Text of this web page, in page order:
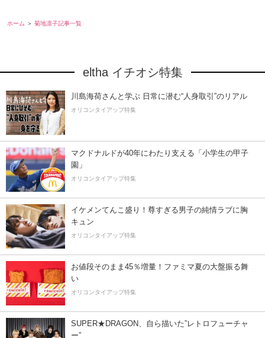
ホーム 菊地凛子記事一覧
eltha イチオシ特集
川島海荷さんと学ぶ 日常に潜む“人身取引”のリアル
オリコンタイアップ特集
マクドナルドが40年にわたり支える「小学生の甲子
園」
オリコンタイアップ特集
イケメンてんこ盛り！尊すぎる男子の純情ラブに胸
キュン
オリコンタイアップ特集
お値段そのまま45％増量！ファミマ夏の大盤振る舞
い
オリコンタイアップ特集
SUPER★DRAGON、自ら描いた”レトロフューチャ
ー”